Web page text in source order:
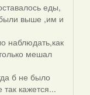
еды,
выше ,им и
наблюдать,как
мешал
б не было
кажется...